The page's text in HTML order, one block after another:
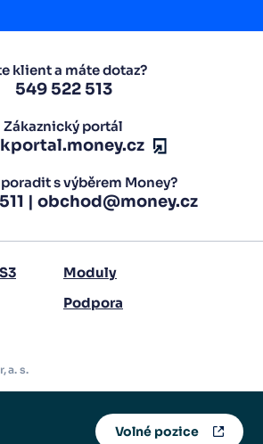
klient a máte dotaz?
549 522 513
Zákaznický portál
s výběrem Money?
| obchod@money.cz
Moduly
Podpora
a. s.
Volné pozice